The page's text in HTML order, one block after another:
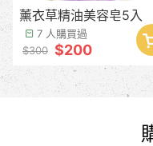
薰衣草精油美容皂5入
7 人購買過
$300 $200